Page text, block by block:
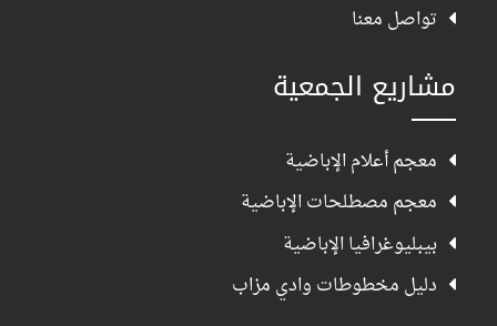
تواصل معنا
مشاريع الجمعية
معجم أعلام الإباضية
معجم مصطلحات الإباضية
بيبليوغرافيا الإباضية
دليل مخطوطات وادي مزاب